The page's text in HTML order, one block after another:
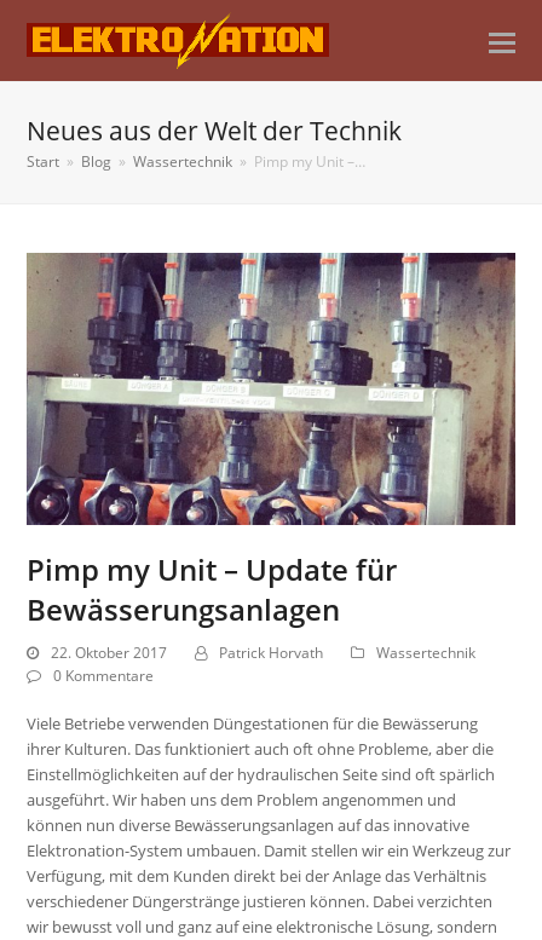
Neues aus der Welt der Technik
Start » Blog » Wassertechnik » Pimp my Unit –…
Pimp my Unit – Update für
Bewässerungsanlagen
22. Oktober 2017 Patrick Horvath
Wassertechnik
0 Kommentare
Viele Betriebe verwenden Düngestationen für die Bewässerung
ihrer Kulturen. Das funktioniert auch oft ohne Probleme, aber die
Einstellmöglichkeiten auf der hydraulischen Seite sind oft spärlich
ausgeführt. Wir haben uns dem Problem angenommen und
können nun diverse Bewässerungsanlagen auf das innovative
Elektronation-System umbauen. Damit stellen wir ein Werkzeug zur
Verfügung, mit dem Kunden direkt bei der Anlage das Verhältnis
verschiedener Düngerstränge justieren können. Dabei verzichten
wir bewusst voll und ganz auf eine elektronische Lösung, sondern